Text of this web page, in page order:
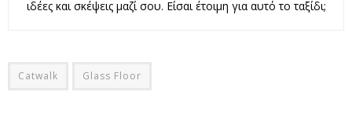
ιδέες και σκέψεις μαζί σου. Είσαι έτοιμη για αυτό το ταξίδι;
Catwalk Glass Floor